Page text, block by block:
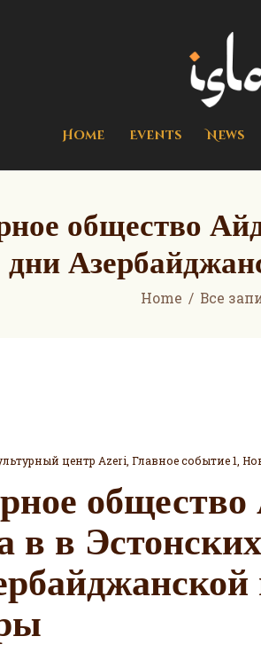
Home Events News
общество
дни
Home Все
Events
News
Gallery
About
Donate
центр Azeri, Главное событие 1,
в в